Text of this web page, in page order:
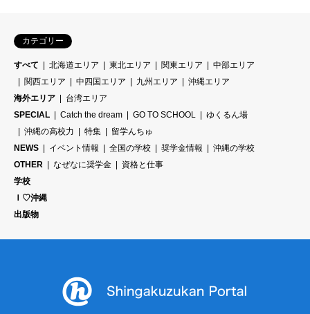
カテゴリー
すべて 北海道エリア 東北エリア 関東エリア
中部エリア
関西エリア
中四国エリア 九州エリア
沖縄エリア
海外エリア
台湾エリア
SPECIAL
Catch the dream GO TO SCHOOL
ゆくるん場
沖縄の高校力
特集
留学んちゅ
NEWS
イベント情報 全国の学校 奨学金情報
沖縄の学校
OTHER
なぜなに奨学金
資格と仕事
学校
Ｉ♡沖縄
出版物